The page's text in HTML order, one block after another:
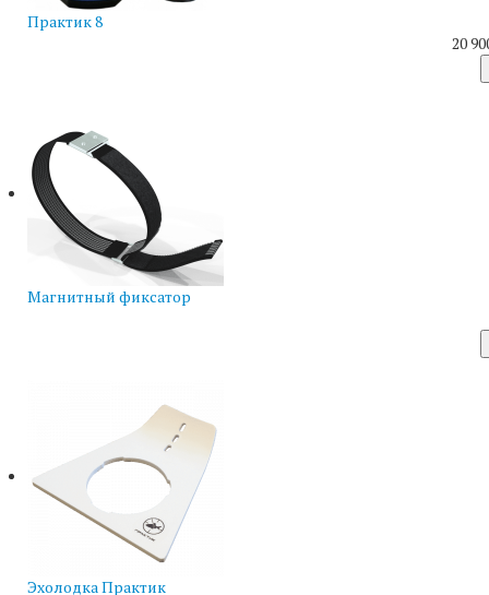
Практик 8
20
Магнитный фиксатор
Эхолодка Практик